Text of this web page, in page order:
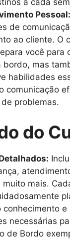
a cada
Pessoal:
de
ao cliente. O
você para
bordo, mas
habilidades
comunicação
problemas.
do
muito mais.
conhecimento e
necessárias
de Bordo